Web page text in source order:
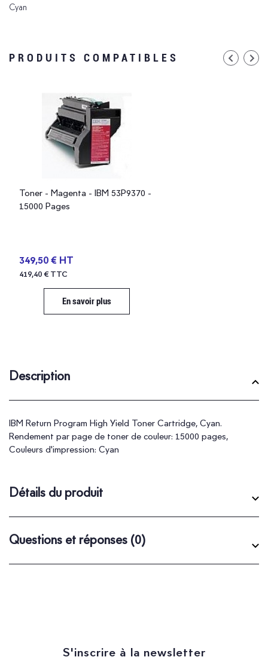
Cyan
PRODUITS COMPATIBLES
Toner - Magenta - IBM 53P9370 -
15000 Pages
349,50 € HT
419,40 € TTC
En savoir plus
Description
IBM Return Program High Yield Toner Cartridge, Cyan.
Rendement par page de toner de couleur: 15000 pages,
Couleurs d'impression: Cyan
Détails du produit
Questions et réponses (0)
S'inscrire à la newsletter